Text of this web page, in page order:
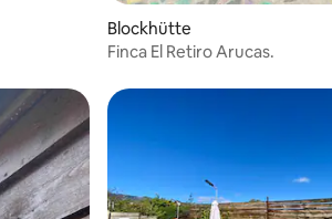
Blockhütte
Finca El Retiro Arucas.